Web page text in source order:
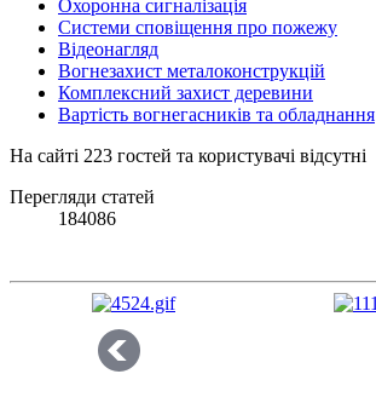
Охоронна сигналізація
Системи сповіщення про пожежу
Відеонагляд
Вогнезахист металоконструкцій
Комплексний захист деревини
Вартість вогнегасників та обладнання
На сайті 223 гостей та користувачі відсутні
Перегляди статей
184086